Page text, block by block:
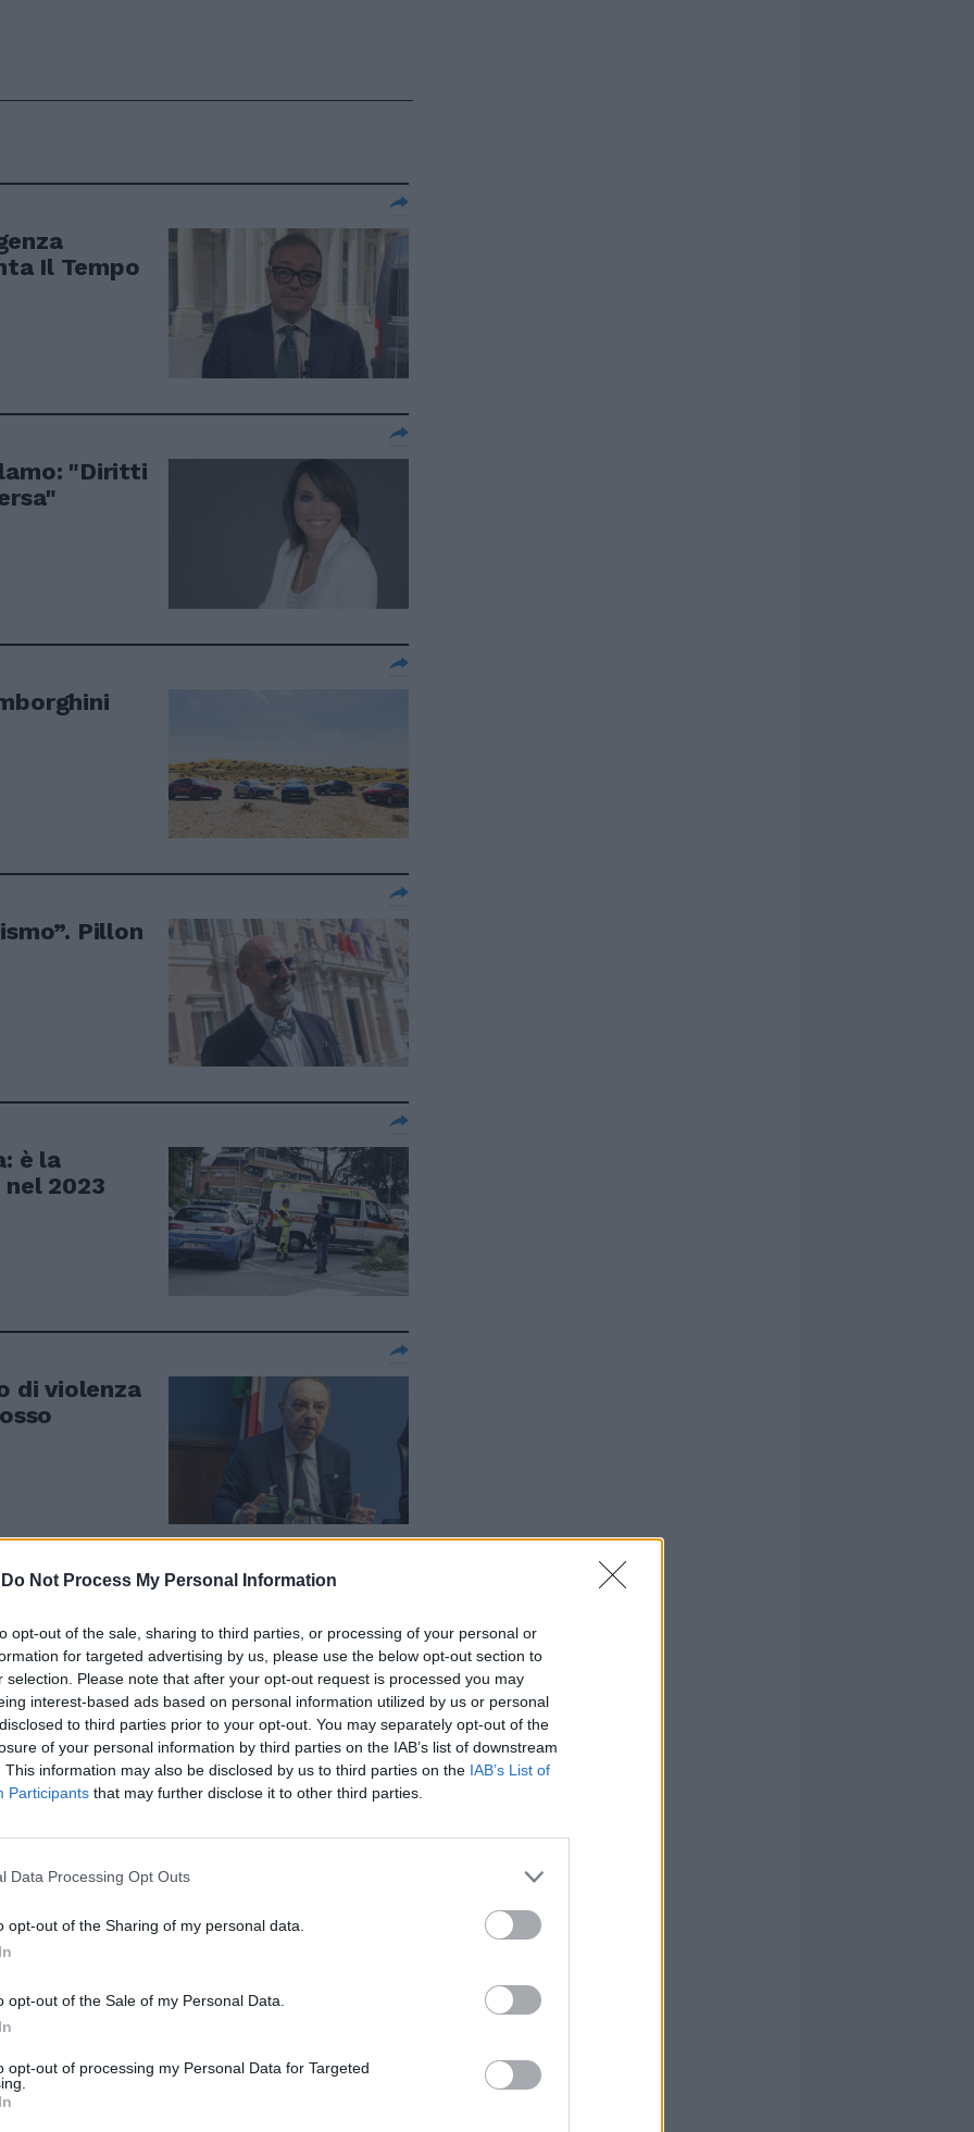
Do Not Process My Personal Information
opt-out of the sale, sharing to third parties, or processing of your personal or
for targeted advertising by us, please use the below opt-out section to
selection. Please note that after your opt-out request is processed you may
interest-based ads based on personal information utilized by us or personal
to third parties prior to your opt-out. You may separately opt-out of the
of your personal information by third parties on the IAB’s list of downstream
This information may also be disclosed by us to third parties on the IAB’s List of
Participants that may further disclose it to other third parties.
Data Processing Opt Outs
opt-out of the Sharing of my personal data.
opt-out of the Sale of my Personal Data.
opt-out of processing my Personal Data for Targeted
Il Tempo
"Diritti
Pillon
è la
2023
di violenza
delle
di
Un
tutte le
sole, noi